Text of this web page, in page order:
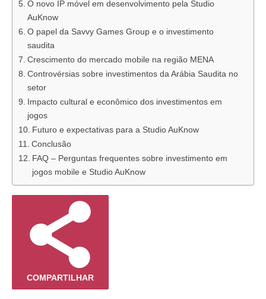
O novo IP móvel em desenvolvimento pela Studio
AuKnow
O papel da Savvy Games Group e o investimento
saudita
Crescimento do mercado mobile na região MENA
Controvérsias sobre investimentos da Arábia Saudita no
setor
Impacto cultural e econômico dos investimentos em
jogos
Futuro e expectativas para a Studio AuKnow
Conclusão
FAQ – Perguntas frequentes sobre investimento em
jogos mobile e Studio AuKnow
COMPARTILHAR